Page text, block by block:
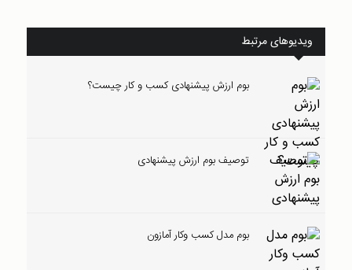
ویدیوهای مرتبط
بوم ارزش پیشنهادی کسب و کار چیست؟
توصیف بوم ارزش پیشنهادی
بوم مدل کسب وکار آمازون